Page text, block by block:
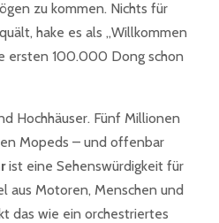
zu kommen. Nichts für
hake es als „Willkommen
ersten 100.000 Dong schon
Hochhäuser. Fünf Millionen
Mopeds – und offenbar
ist eine Sehenswürdigkeit für
aus Motoren, Menschen und
das wie ein orchestriertes